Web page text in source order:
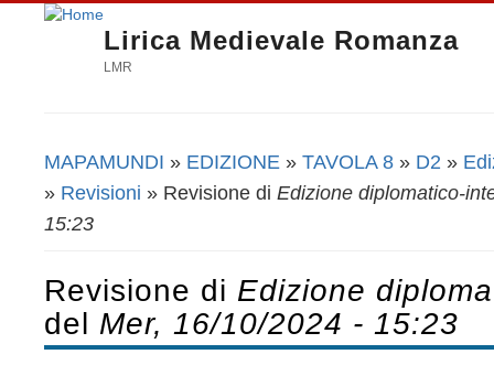
Lirica Medievale Romanza
LMR
Tu sei qui
MAPAMUNDI » EDIZIONE » TAVOLA 8 » D2 »
» Revisioni » Revisione di Edizione diplomatico-
15:23
Revisione di Edizione
del Mer, 16/10/2024 - 15:23